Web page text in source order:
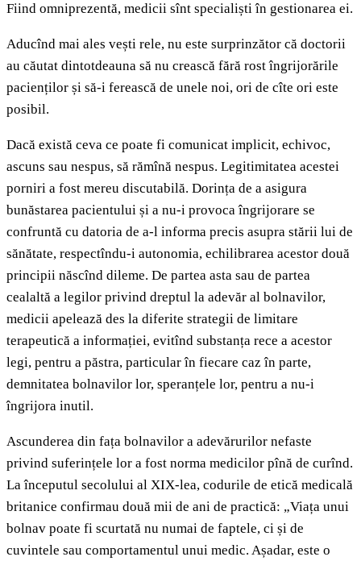
Fiind omniprezentă, medicii sînt specialiști în gestionarea ei.
Aducînd mai ales vești rele, nu este surprinzător că doctorii
au căutat dintotdeauna să nu crească fără rost îngrijorările
pacienților și să-i ferească de unele noi, ori de cîte ori este
posibil.
Dacă există ceva ce poate fi comunicat implicit, echivoc,
ascuns sau nespus, să rămînă nespus. Legitimitatea acestei
porniri a fost mereu discutabilă. Dorința de a asigura
bunăstarea pacientului și a nu-i provoca îngrijorare se
confruntă cu datoria de a-l informa precis asupra stării lui de
sănătate, respectîndu-i autonomia, echilibrarea acestor două
principii născînd dileme. De partea asta sau de partea
cealaltă a legilor privind dreptul la adevăr al bolnavilor,
medicii apelează des la diferite strategii de limitare
terapeutică a informației, evitînd substanța rece a acestor
legi, pentru a păstra, particular în fiecare caz în parte,
demnitatea bolnavilor lor, speranțele lor, pentru a nu-i
îngrijora inutil.
Ascunderea din fața bolnavilor a adevărurilor nefaste
privind suferințele lor a fost norma medicilor pînă de curînd.
La începutul secolului al XIX-lea, codurile de etică medicală
britanice confirmau două mii de ani de practică: „Viața unui
bolnav poate fi scurtată nu numai de faptele, ci și de
cuvintele sau comportamentul unui medic. Așadar, este o